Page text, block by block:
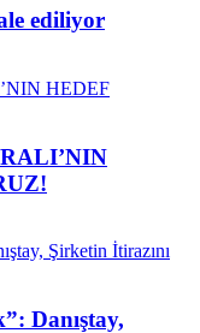
ediliyor
Danıştay,